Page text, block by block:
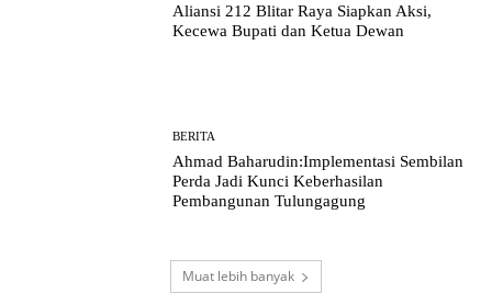
Aliansi 212 Blitar Raya Siapkan Aksi,
Kecewa Bupati dan Ketua Dewan
BERITA
Ahmad Baharudin:Implementasi Sembilan
Perda Jadi Kunci Keberhasilan
Pembangunan Tulungagung
Muat lebih banyak